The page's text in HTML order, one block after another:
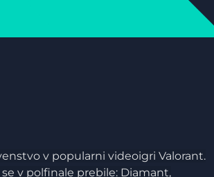
v popularni videoigri Valorant.
v polfinale prebile: Diamant,